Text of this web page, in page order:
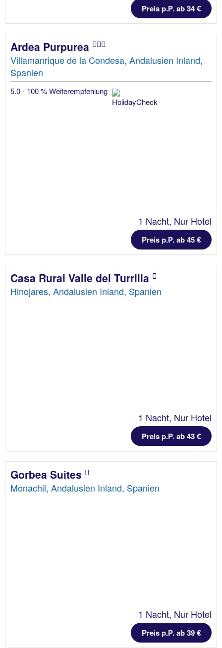
Preis p.P. ab 34 €
Ardea Purpurea
Villamanrique de la Condesa, Andalusien Inland,
Spanien
5.0 - 100 % Weiterempfehlung
1 Nacht, Nur Hotel
Preis p.P. ab 45 €
Casa Rural Valle del Turrilla
Hinojares, Andalusien Inland, Spanien
1 Nacht, Nur Hotel
Preis p.P. ab 43 €
Gorbea Suites
Monachil, Andalusien Inland, Spanien
1 Nacht, Nur Hotel
Preis p.P. ab 39 €